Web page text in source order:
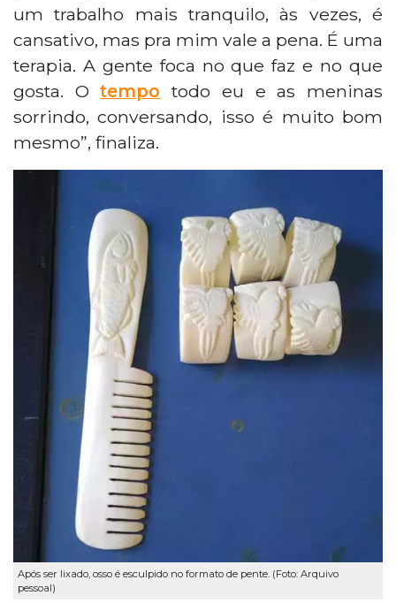
um trabalho mais tranquilo, às vezes, é
cansativo, mas pra mim vale a pena. É uma
terapia. A gente foca no que faz e no que
gosta. Otempo todo eu e as meninas
sorrindo, conversando, isso é muito bom
mesmo”, finaliza.
Após ser lixado, osso é esculpido no formato de pente. (Foto: Arquivo
pessoal)